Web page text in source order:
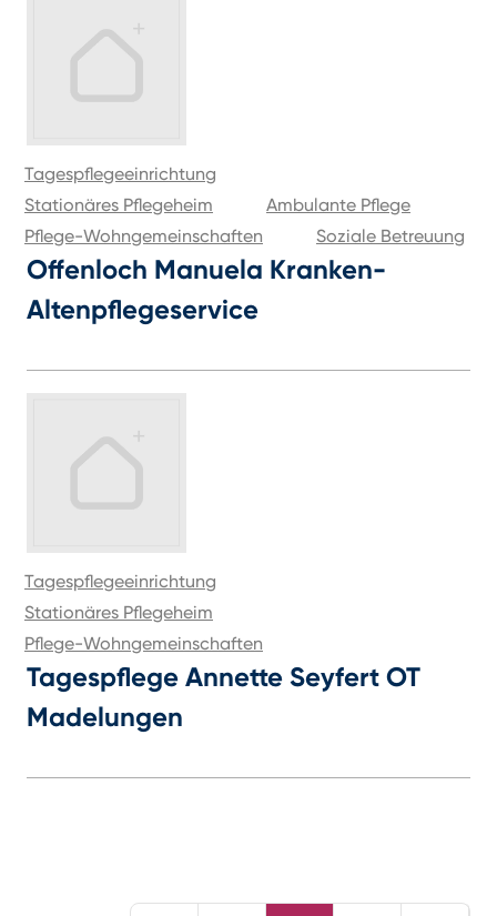
Tagespflegeeinrichtung
Stationäres Pflegeheim
Ambulante Pflege
Pflege-Wohngemeinschaften
Soziale Betreuung
Offenloch Manuela Kranken-
Altenpflegeservice
Tagespflegeeinrichtung
Stationäres Pflegeheim
Pflege-Wohngemeinschaften
Tagespflege Annette Seyfert OT
Madelungen